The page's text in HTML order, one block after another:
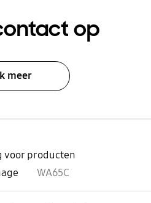
op
meer
voor producten
WA65C